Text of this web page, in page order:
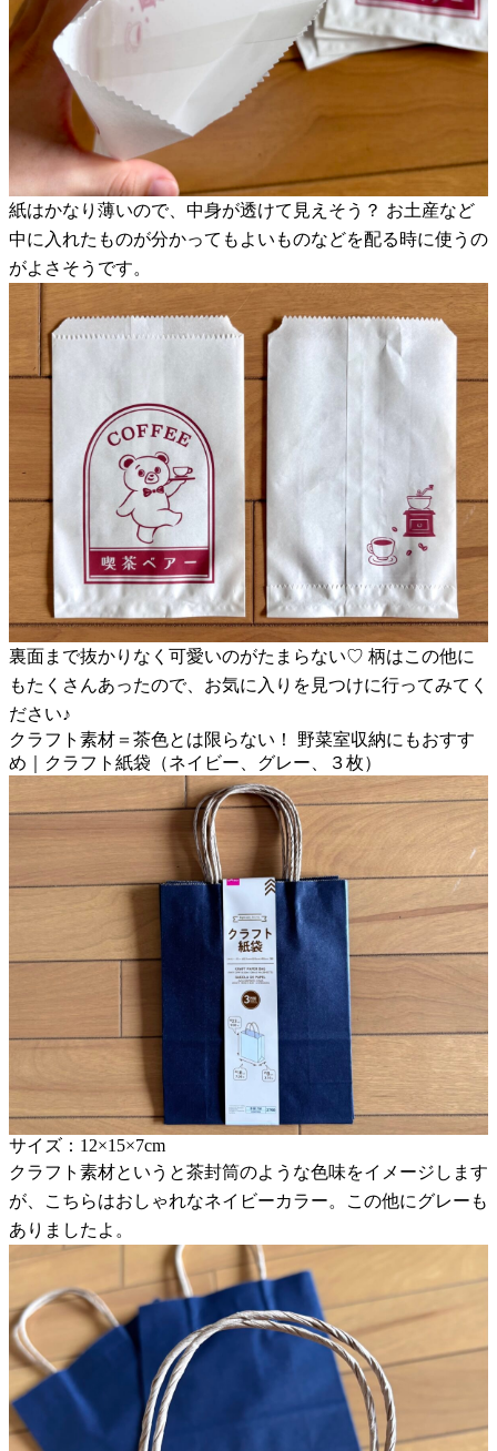
紙はかなり薄いので、中身が透けて見えそう？ お土産など
中に入れたものが分かってもよいものなどを配る時に使うの
がよさそうです。
裏面まで抜かりなく可愛いのがたまらない♡ 柄はこの他に
もたくさんあったので、お気に入りを見つけに行ってみてく
ださい♪
クラフト素材＝茶色とは限らない！ 野菜室収納にもおすす
め｜クラフト紙袋（ネイビー、グレー、３枚）
サイズ：12×15×7cm
クラフト素材というと茶封筒のような色味をイメージします
が、こちらはおしゃれなネイビーカラー。この他にグレーも
ありましたよ。